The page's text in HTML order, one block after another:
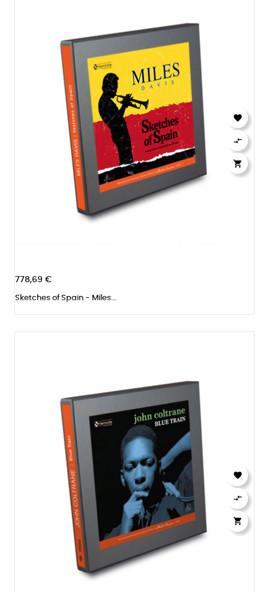
778,69 €
Sketches of Spain - Miles...





